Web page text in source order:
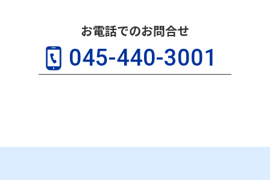
お電話でのお問合せ
045-440-3001